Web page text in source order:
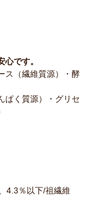
です。
ス（繊維質源）・酵
ぱく質源）・グリセ
4.3％以下/祖繊維